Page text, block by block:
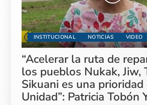
INSTITUCIONAL NOTICIAS VIDEO
“Acelerar la ruta de
los pueblos Nukak, Jiw,
Sikuani es una prioridad
Unidad”: Patricia Tobón